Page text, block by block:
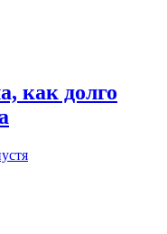
как долго